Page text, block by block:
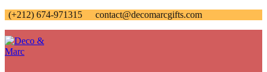
(+212) 674-971315
contact@decomarcgifts.com